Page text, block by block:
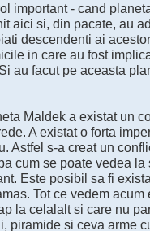
important - cand
aici si, din pacate, au
descendenti ai
in care au fost
au facut pe aceasta
Maldek a existat un
A existat o forta
Astfel s-a creat un
cum se poate vedea la
Este posibil sa fi
Tot ce vedem
la celalalt si care nu
piramide si ceva arme